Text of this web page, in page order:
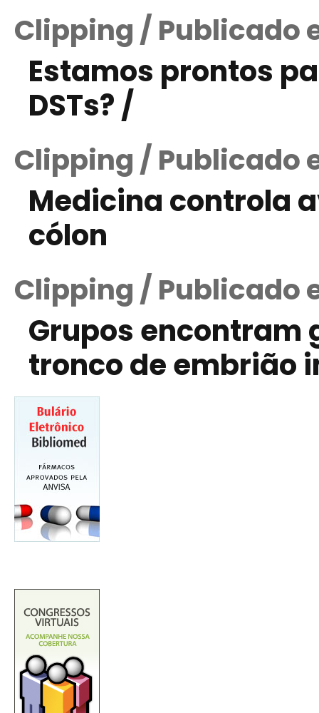
Clipping / Publicado
Estamos prontos
DSTs? /
Clipping / Publicado
Medicina controla
cólon
Clipping / Publicado
Grupos encontram
tronco de embrião